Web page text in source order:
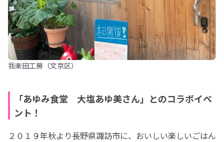
我楽田工房（文京区）
「あゆみ食堂 大塩あゆ美さん」とのコラボイベ
ント！
２０１９年秋より長野県諏訪市に、おいしい楽しいごはん